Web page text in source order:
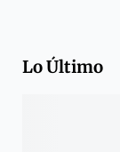
Lo Último